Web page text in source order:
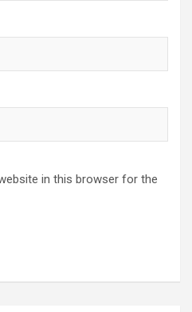
in this browser for the